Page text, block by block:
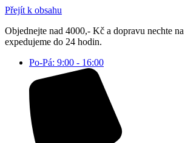
Přejít k obsahu
Objednejte nad 4000,- Kč a dopravu nechte
expedujeme do 24 hodin.
Po-Pá: 9:00 - 16:00